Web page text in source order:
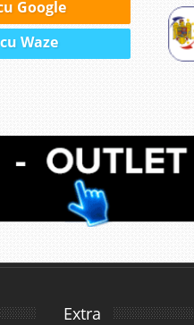
Google
Waze
Extra